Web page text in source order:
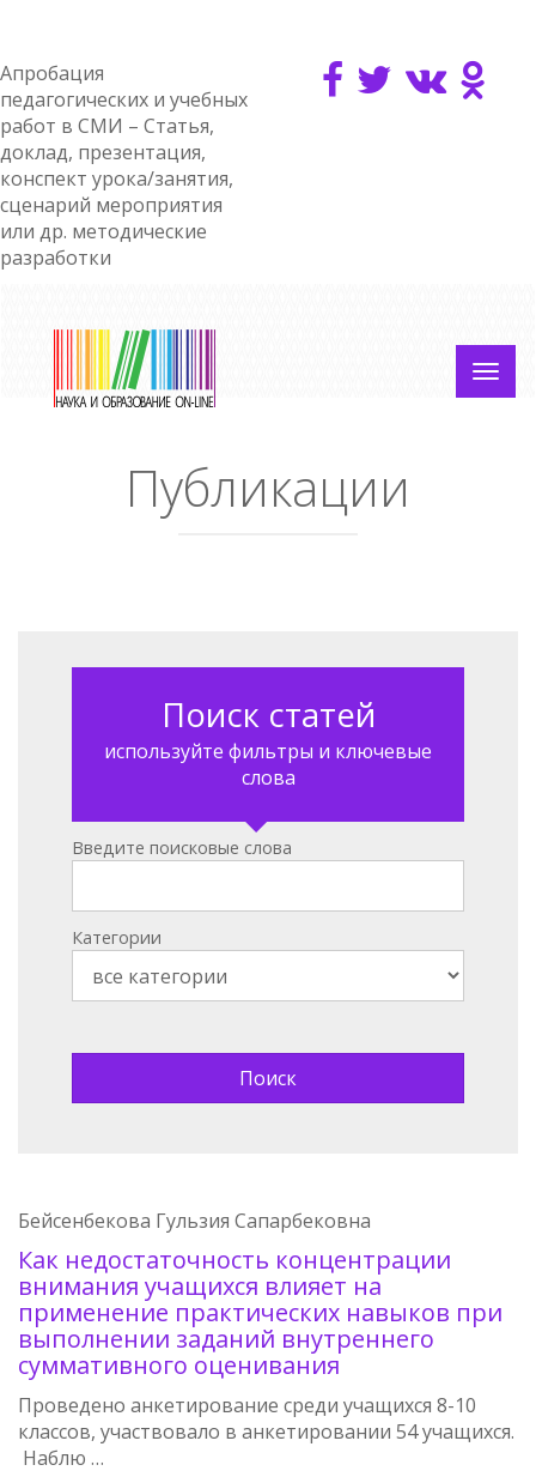
Апробация
педагогических и учебных
работ в СМИ – Статья,
доклад, презентация,
конспект урока/занятия,
сценарий мероприятия
или др. методические
разработки
Публикации
Поиск статей
используйте фильтры и ключевые
слова
Введите поисковые слова
Категории
Бейсенбекова Гульзия Сапарбековна
Как недостаточность концентрации
внимания учащихся влияет на
применение практических навыков при
выполнении заданий внутреннего
суммативного оценивания
Проведено анкетирование среди учащихся 8-10
классов, участвовало в анкетировании 54 учащихся.
Наблю …